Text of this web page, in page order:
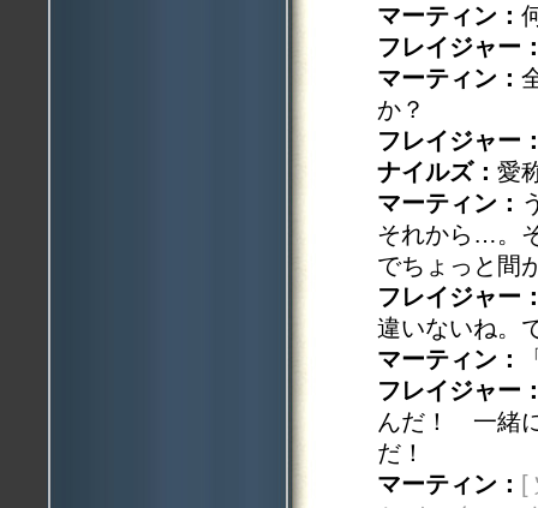
マーティン：
フレイジャー
マーティン：
か？
フレイジャー
ナイルズ： 愛
マーティン：
それから…。
でちょっと間
フレイジャー
違いないね。
マーティン：
フレイジャー
んだ！ 一緒
だ！
マーティン： [